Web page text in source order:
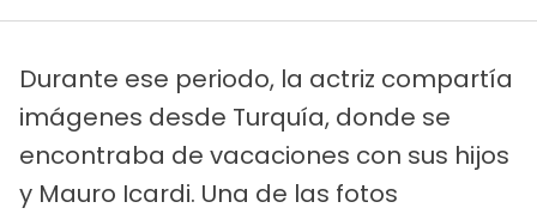
Durante ese periodo, la actriz compartía
imágenes desde Turquía, donde se
encontraba de vacaciones con sus hijos
y Mauro Icardi. Una de las fotos